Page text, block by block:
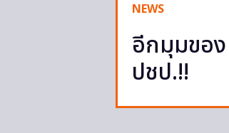
NEWS
อีกมุมขอ
ปชป.!!